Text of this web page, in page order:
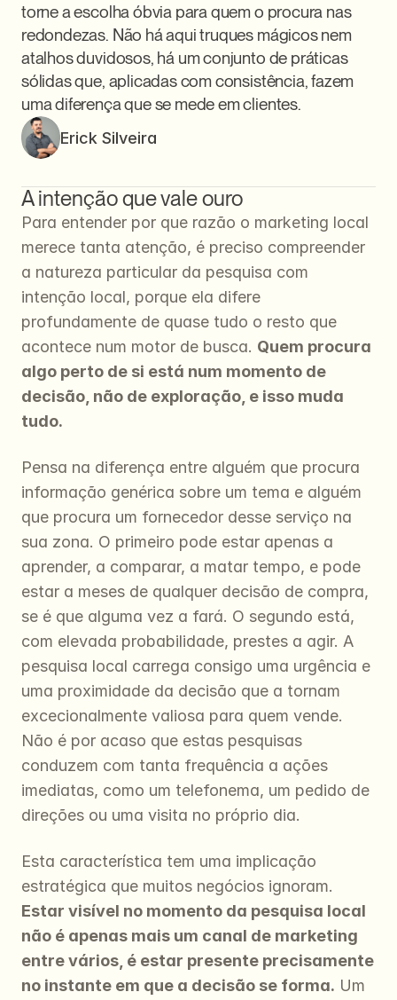
torne a escolha óbvia para quem o procura nas
redondezas. Não há aqui truques mágicos nem
atalhos duvidosos, há um conjunto de práticas
sólidas que, aplicadas com consistência, fazem
uma diferença que se mede em clientes.
Erick Silveira
A intenção que vale ouro
Para entender por que razão o marketing local
merece tanta atenção, é preciso compreender
a natureza particular da pesquisa com
intenção local, porque ela difere
profundamente de quase tudo o resto que
acontece num motor de busca. Quem procura
algo perto de si está num momento de
decisão, não de exploração, e isso muda
tudo.
Pensa na diferença entre alguém que procura
informação genérica sobre um tema e alguém
que procura um fornecedor desse serviço na
sua zona. O primeiro pode estar apenas a
aprender, a comparar, a matar tempo, e pode
estar a meses de qualquer decisão de compra,
se é que alguma vez a fará. O segundo está,
com elevada probabilidade, prestes a agir. A
pesquisa local carrega consigo uma urgência e
uma proximidade da decisão que a tornam
excecionalmente valiosa para quem vende.
Não é por acaso que estas pesquisas
conduzem com tanta frequência a ações
imediatas, como um telefonema, um pedido de
direções ou uma visita no próprio dia.
Esta característica tem uma implicação
Estar visível no momento da pesquisa local
não é apenas mais um canal de marketing
entre vários, é estar presente precisamente
no instante em que a decisão se forma. Um